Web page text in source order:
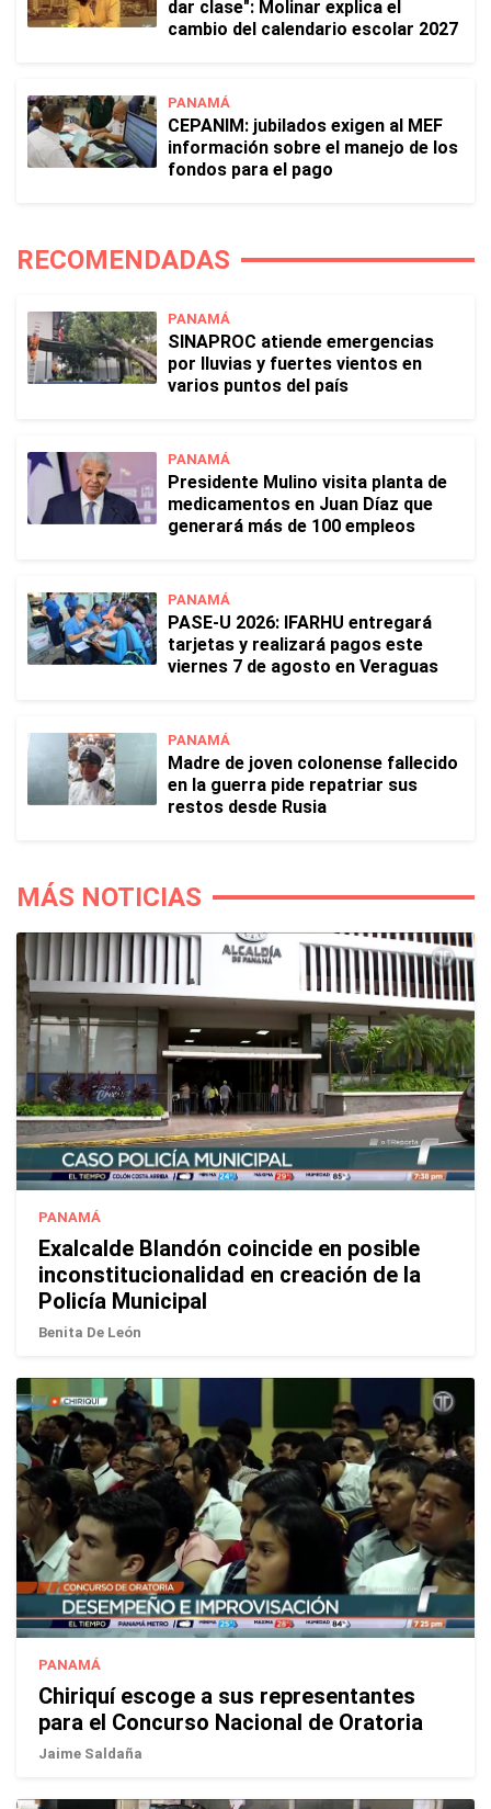
dar clase": Molinar explica el
cambio del calendario escolar 2027
PANAMÁ
CEPANIM: jubilados exigen al MEF
información sobre el manejo de los
fondos para el pago
RECOMENDADAS
PANAMÁ
SINAPROC atiende emergencias
por lluvias y fuertes vientos en
varios puntos del país
PANAMÁ
Presidente Mulino visita planta de
medicamentos en Juan Díaz que
generará más de 100 empleos
PANAMÁ
PASE-U 2026: IFARHU entregará
tarjetas y realizará pagos este
viernes 7 de agosto en Veraguas
PANAMÁ
Madre de joven colonense fallecido
en la guerra pide repatriar sus
restos desde Rusia
MÁS NOTICIAS
PANAMÁ
Exalcalde Blandón coincide en posible
inconstitucionalidad en creación de la
Policía Municipal
Benita De León
PANAMÁ
Chiriquí escoge a sus representantes
para el Concurso Nacional de Oratoria
Jaime Saldaña